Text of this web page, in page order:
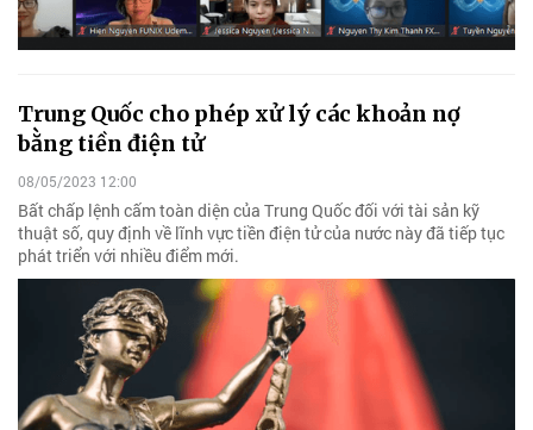
Trung Quốc cho phép xử lý các khoản nợ
bằng tiền điện tử
08/05/2023 12:00
Bất chấp lệnh cấm toàn diện của Trung Quốc đối với tài sản kỹ
thuật số, quy định về lĩnh vực tiền điện tử của nước này đã tiếp tục
phát triển với nhiều điểm mới.